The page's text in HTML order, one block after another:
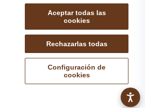
S.A. de C.V. TODOS LOS DERECHOS
RESERVADOS.
Aceptar todas las
cookies
Rechazarlas todas
Configuración de
cookies